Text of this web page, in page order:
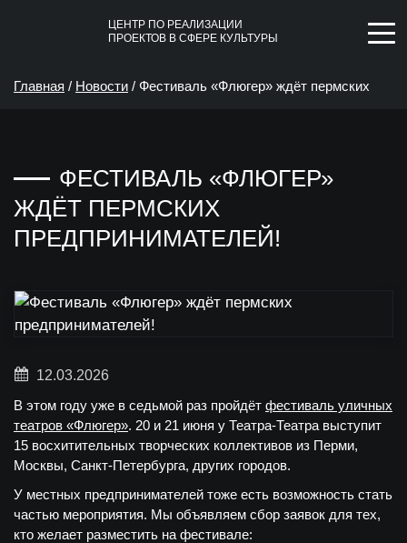
ЦЕНТР ПО РЕАЛИЗАЦИИ
ПРОЕКТОВ В СФЕРЕ КУЛЬТУРЫ
Главная / Новости / Фестиваль «Флюгер» ждёт пермских
ФЕСТИВАЛЬ «ФЛЮГЕР»
ЖДЁТ ПЕРМСКИХ
ПРЕДПРИНИМАТЕЛЕЙ!
12.03.2026
В этом году уже в седьмой раз пройдёт фестиваль уличных
театров «Флюгер». 20 и 21 июня у Театра-Театра выступит
15 восхитительных творческих коллективов из Перми,
Москвы, Санкт-Петербурга, других городов.
У местных предпринимателей тоже есть возможность стать
частью мероприятия. Мы объявляем сбор заявок для тех,
кто желает разместить на фестивале: